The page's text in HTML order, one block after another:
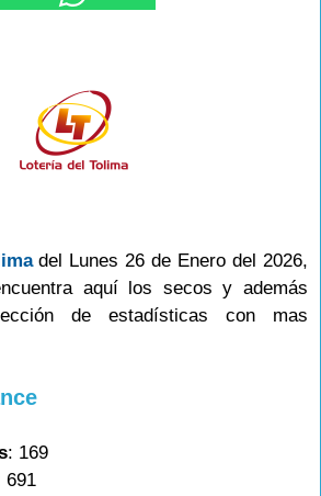
del Lunes 26 de Enero del 2026,
aquí los secos y además
de estadísticas con mas
: 169
691